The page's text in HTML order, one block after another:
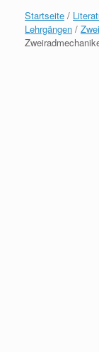
Startseite /
Lehrgängen /